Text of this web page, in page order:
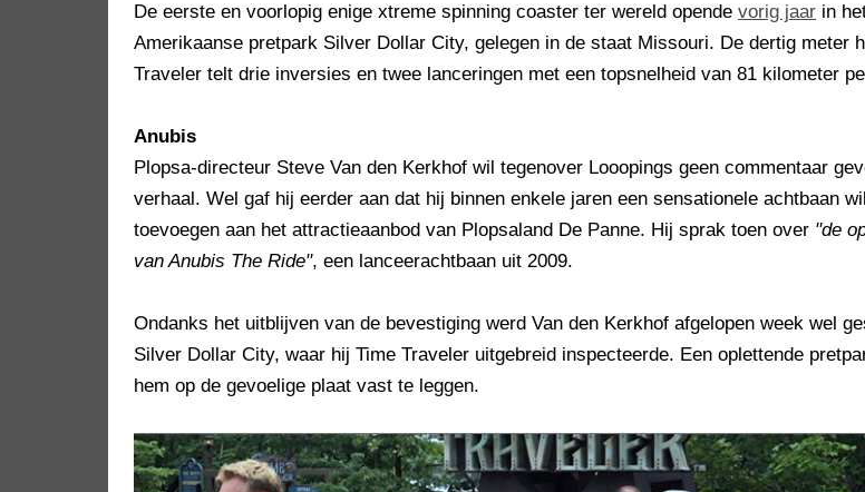
De eerste en voorlopig enige xtreme spinning coaster ter wereld opende vorig jaar in
Amerikaanse pretpark Silver Dollar City, gelegen in de staat Missouri. De dertig meter
Traveler telt drie inversies en twee lanceringen met een topsnelheid van 81 kilometer
Anubis
Plopsa-directeur Steve Van den Kerkhof wil tegenover Looopings geen commentaar
verhaal. Wel gaf hij eerder aan dat hij binnen enkele jaren een sensationele achtbaan wil
toevoegen aan het attractieaanbod van Plopsaland De Panne. Hij sprak toen over "de
van Anubis The Ride", een lanceerachtbaan uit 2009.
Ondanks het uitblijven van de bevestiging werd Van den Kerkhof afgelopen week wel
Silver Dollar City, waar hij Time Traveler uitgebreid inspecteerde. Een oplettende
hem op de gevoelige plaat vast te leggen.